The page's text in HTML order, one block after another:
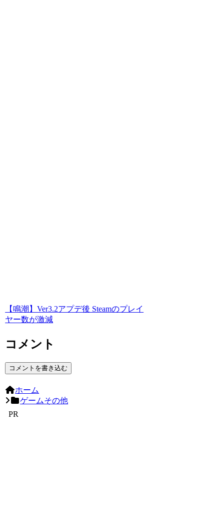
【鳴潮】Ver3.2アプデ後 Steamのプレイ
ヤー数が激減
コメント
コメントを書き込む
ホーム
ゲームその他
PR